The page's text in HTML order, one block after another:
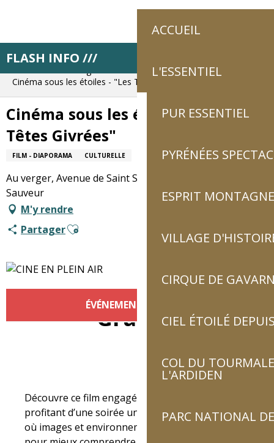
principal
FLASH INFO ///
ACCUEIL
L'ESSENTIEL
PUR ESSENTIEL
PYRÉNÉES
ESPRIT MONTAGNE
VILLAGE
CIRQUE DE
CIEL ÉTOILÉ
COL DU
L'ARDIDEN
PARC NATIONAL
Accueil Résa pas à pas
Cinéma sous les étoiles - "Les Têtes Givrées"
Cinéma sous les étoiles - "Les
Têtes Givrées"
FILM - DIAPORAMA CULTURELLE
Au verger, Avenue de Saint Sauveur, 65120 Luz-Saint-
Sauveur
M'y rendre
PartagerAjouter aux favoris
Ouverture et coordonnées
ÉVÉNEMENT TERMINÉ
Gratuit
Découvre ce film engagé et familial tout en
profitant d’une soirée unique en pleine nature,
où images et environnement se rencontrent